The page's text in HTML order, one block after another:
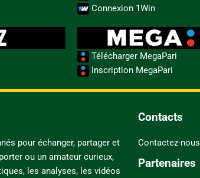
Connexion 1Win
Télécharger MegaPari
Inscription MegaPari
pour échanger, partager et
ou un amateur curieux,
les analyses, les vidéos
Contacts
Contactez-nous
Partenaires